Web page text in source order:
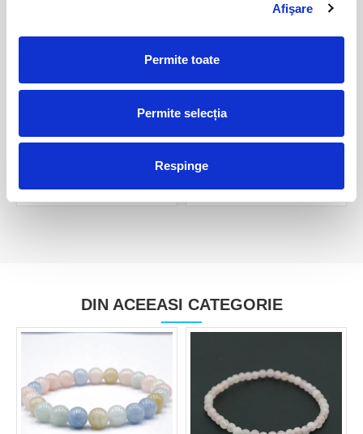
Afişare
Permite toate
Permite selecția
Respinge
DIN ACEEASI CATEGORIE